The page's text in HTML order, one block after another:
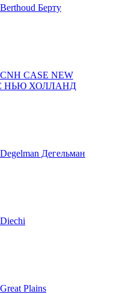
Берту
CNH CASE NEW
НЬЮ ХОЛЛАНД
Дегельман
Plains